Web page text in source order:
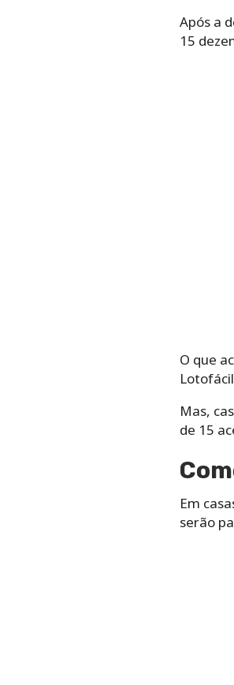
Após a
15
O que
Mas,
de 15
Em
serão